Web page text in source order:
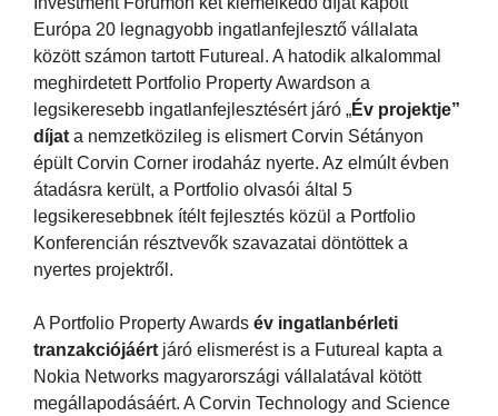
Európa 20 legnagyobb ingatlanfejlesztő vállalata
között számon tartott Futureal. A hatodik alkalommal
meghirdetett Portfolio Property Awardson a
legsikeresebb ingatlanfejlesztésért járó „Év projektje”
díjat a nemzetközileg is elismert Corvin Sétányon
épült Corvin Corner irodaház nyerte. Az elmúlt évben
átadásra került, a Portfolio olvasói által 5
legsikeresebbnek ítélt fejlesztés közül a Portfolio
Konferencián résztvevők szavazatai döntöttek a
nyertes projektről.
A Portfolio Property Awards év ingatlanbérleti
tranzakciójáért járó elismerést is a Futureal kapta a
Nokia Networks magyarországi vállalatával kötött
megállapodásáért. A Corvin Technology and Science